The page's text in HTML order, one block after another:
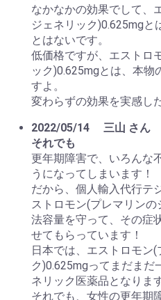
なかなかの効果でして、
ジェネリック)0.625mgと
とはないです。
低価格ですが、エストロ
ック)0.625mgとは、本
すよ。
変わらずの効果を実感し
2022/05/14
三山 さん
それでも
更年期障害で、いろんな
うになってしまいます！
だから、個人輸入代行テ
ストロモン(プレマリン
法容量を守って、その症
せてもらっています！
日本では、エストロモン
ク)0.625mgってまだまだ
ネリック医薬品となります
それでも、女性の更年期